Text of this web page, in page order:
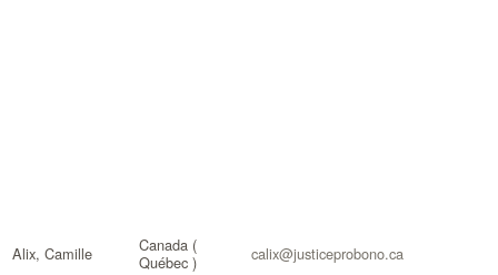
Alix, Camille
Canada (
Québec )
calix@justiceprobono.ca